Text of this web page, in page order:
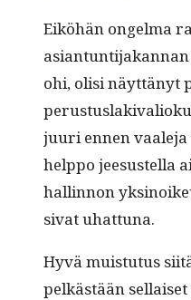
Eiköhän ongel­ma
ohi, olisi näyt­tänyt
juuri ennen vaale­ja
help­po jeesustel­la
hallinnon
si­vat uhattuna.
Hyvä muis­tu­tus
pelkästään